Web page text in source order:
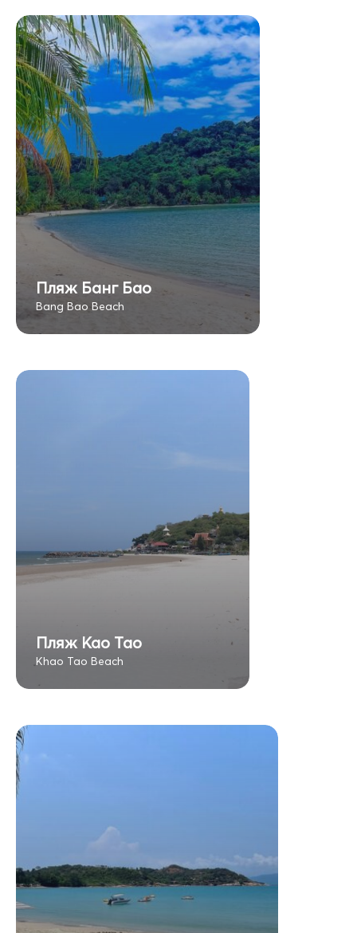
Пляж Банг Бао
Bang Bao Beach
Пляж Као Тао
Khao Tao Beach